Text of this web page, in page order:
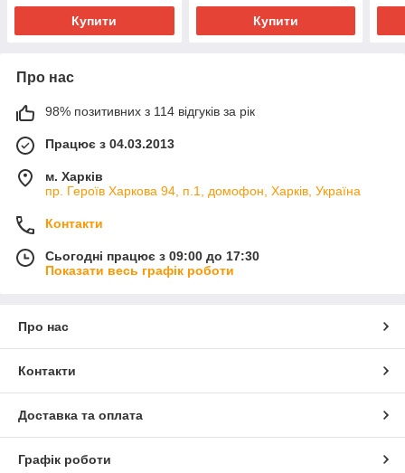
Купити Купити
Про нас
98% позитивних з 114 відгуків за рік
Працює з 04.03.2013
м. Харків
пр. Героїв Харкова 94, п.1, домофон, Харків, Україна
Контакти
Сьогодні працює з 09:00 до 17:30
Показати весь графік роботи
Про нас
Контакти
Доставка та оплата
Графік роботи